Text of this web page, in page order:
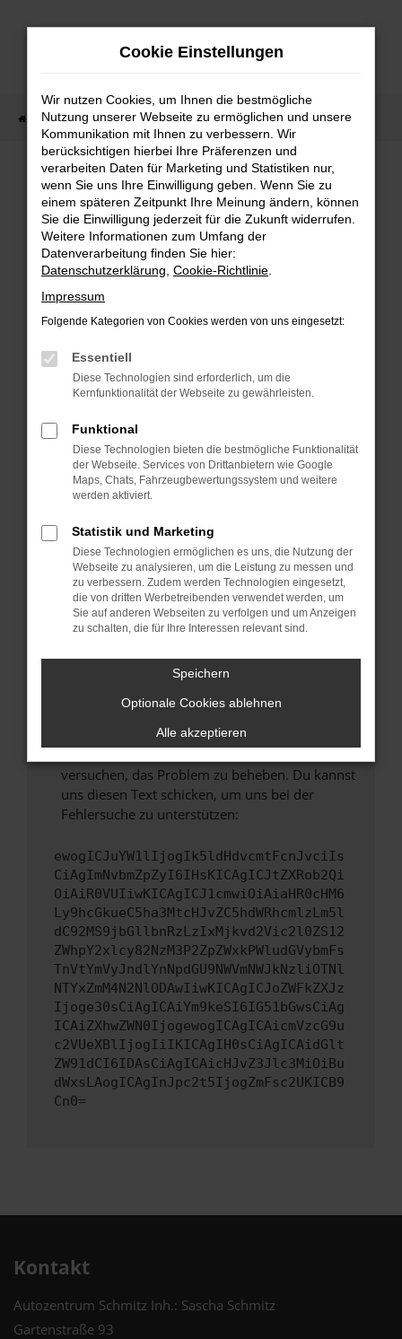
Zum
Startseite Tesla kaufen
FEHLER: NETWORK ERROR
Beim Laden ist ein Fehler aufgetreten.
Hier sind ein paar Tipps, die dir helfen können:
Überprüfe deine Firewall und deine
Internetverbindung.
Laden andere Webseiten, zum Beispiel deine
Suchmaschine?
Prüfe deine Browsererweiterungen.
Manche Erweiterungen, wie Werbeblocker,
verhindern. Funktioniert die Seite in einem
anderen Browser oder in einem privaten
Fenster?
Starte dein Gerät neu.
Das kann manchmal helfen, vorübergehende
Probleme zu beheben.
Stelle sicher, dass dein Browser und dein
Betriebssystem auf dem neuesten Stand
sind.
Veraltete Software birgt nicht nur ein
führen, dass bestimmte Funktionen nicht mehr
Wende dich an den Webseitenbetreiber.
Wenn du alle oben genannten Schritte versucht
versuchen, das Problem zu beheben. Du kannst
uns diesen Text schicken, um uns bei der
Fehlersuche zu unterstützen:
ewogICJuYW1lIjogIk5ldHdvcmtFcnJvciIs
CiAgImNvbmZpZyI6IHsKICAgICJtZXRob2Qi
OiAiR0VUIiwKICAgICJ1cmwiOiAiaHR0cHM6
Ly9hcGkueC5ha3MtcHJvZC5hdWRhcmlzLm5l
dC92MS9jbGllbnRzLzIxMjkvd2Vic2l0ZS12
ZWhpY2xlcy82NzM3P2ZpZWxkPWludGVybmFs
TnVtYmVyJndlYnNpdGU9NWVmNWJkNzliOTNl
NTYxZmM4N2NlODAwIiwKICAgICJoZWFkZXJz
Ijoge30sCiAgICAiYm9keSI6IG51bGwsCiAg
ICAiZXhwZWN0IjogewogICAgICAicmVzcG9u
c2VUeXBlIjogIiIKICAgIH0sCiAgICAidGlt
ZW91dCI6IDAsCiAgICAicHJvZ3Jlc3MiOiBu
dWxsLAogICAgInJpc2t5IjogZmFsc2UKICB9
Cn0=
Kontakt
Autozentrum Schmitz Inh.: Sascha Schmitz
Gartenstraße 93
Cookie Einstellungen
Wir nutzen Cookies, um Ihnen die bestmögliche
Nutzung unserer Webseite zu ermöglichen und unsere
Kommunikation mit Ihnen zu verbessern. Wir
berücksichtigen hierbei Ihre Präferenzen und
verarbeiten Daten für Marketing und Statistiken nur,
wenn Sie uns Ihre Einwilligung geben. Wenn Sie zu
einem späteren Zeitpunkt Ihre Meinung ändern, können
Sie die Einwilligung jederzeit für die Zukunft widerrufen.
Weitere Informationen zum Umfang der
Datenverarbeitung finden Sie hier:
Datenschutzerklärung Cookie-Richtlinie
Impressum
Folgende Kategorien von Cookies werden von uns eingesetzt:
Essentiell
Diese Technologien sind erforderlich, um die
Kernfunktionalität der Webseite zu gewährleisten.
Funktional
Diese Technologien bieten die bestmögliche Funktionalität
der Webseite. Services von Drittanbietern wie Google
Maps, Chats, Fahrzeugbewertungssystem und weitere
werden aktiviert.
Statistik und Marketing
Diese Technologien ermöglichen es uns, die Nutzung der
Webseite zu analysieren, um die Leistung zu messen und
zu verbessern. Zudem werden Technologien eingesetzt,
die von dritten Werbetreibenden verwendet werden, um
Sie auf anderen Webseiten zu verfolgen und um Anzeigen
zu schalten, die für Ihre Interessen relevant sind.
Speichern
Optionale Cookies ablehnen
Alle akzeptieren